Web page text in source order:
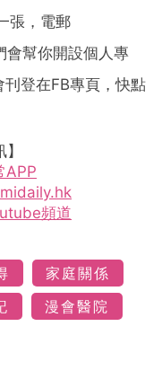
張，電郵
會幫你開設個人專
登在FB專頁，快點
APP
頻道
家庭關係
漫會醫院